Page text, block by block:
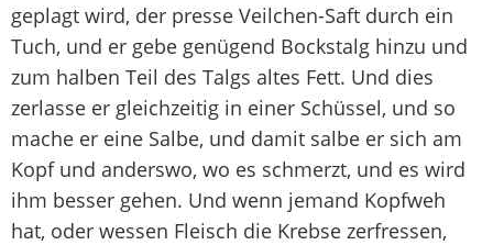
geplagt wird, der presse Veilchen-Saft durch ein
Tuch, und er gebe genügend Bockstalg hinzu und
zum halben Teil des Talgs altes Fett. Und dies
zerlasse er gleichzeitig in einer Schüssel, und so
mache er eine Salbe, und damit salbe er sich am
Kopf und anderswo, wo es schmerzt, und es wird
ihm besser gehen. Und wenn jemand Kopfweh
hat, oder wessen Fleisch die Krebse zerfressen,